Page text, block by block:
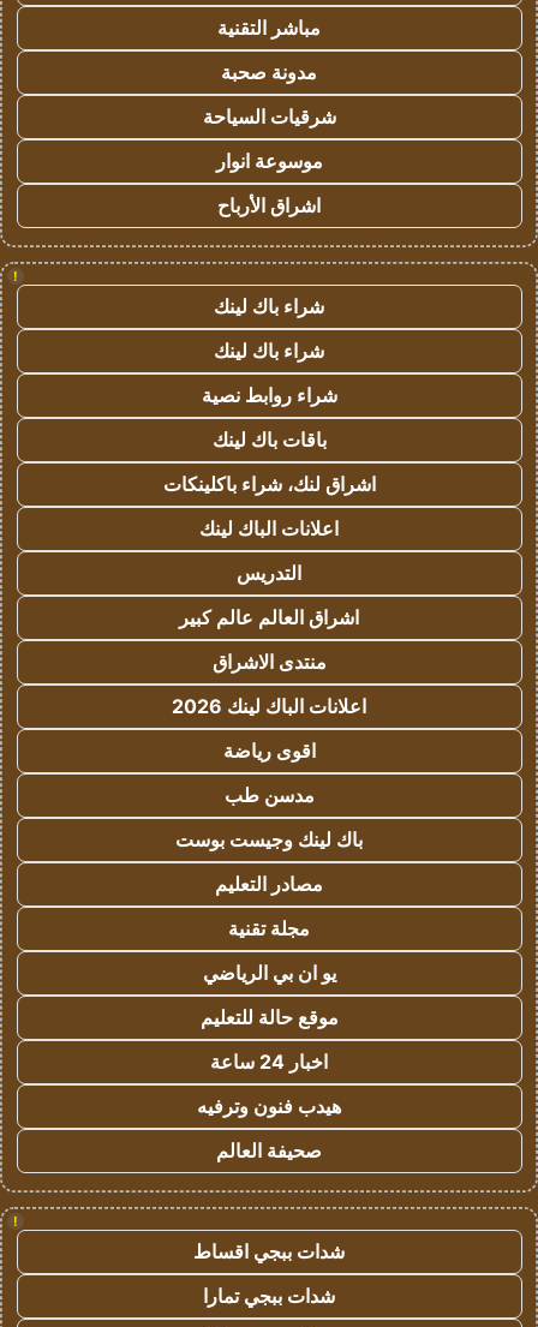
مباشر التقنية
مدونة صحبة
شرقيات السياحة
موسوعة انوار
اشراق الأرباح
!
شراء باك لينك
شراء باك لينك
شراء روابط نصية
باقات باك لينك
اشراق لنك، شراء باكلينكات
اعلانات الباك لينك
التدريس
اشراق العالم عالم كبير
منتدى الاشراق
اعلانات الباك لينك 2026
اقوى رياضة
مدسن طب
باك لينك وجيست بوست
مصادر التعليم
مجلة تقنية
يو ان بي الرياضي
موقع حالة للتعليم
اخبار 24 ساعة
هيدب فنون وترفيه
صحيفة العالم
!
شدات ببجي اقساط
شدات ببجي تمارا